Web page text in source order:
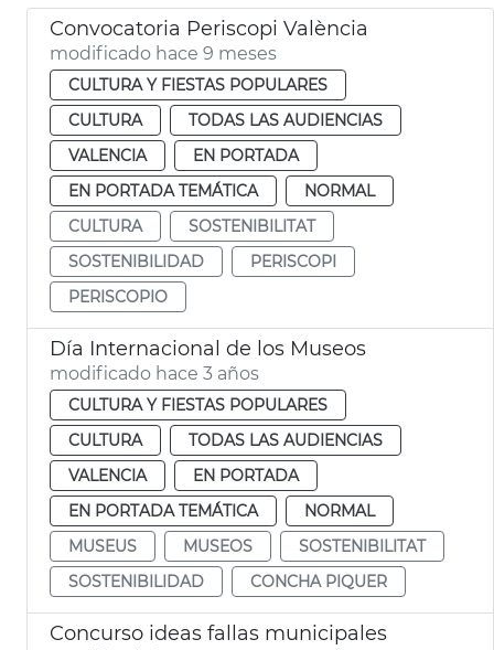
Convocatoria Periscopi València
modificado hace 9 meses
CULTURA Y FIESTAS POPULARES
CULTURA
TODAS LAS AUDIENCIAS
VALENCIA
EN PORTADA
EN PORTADA TEMÁTICA
NORMAL
CULTURA
SOSTENIBILITAT
SOSTENIBILIDAD
PERISCOPI
PERISCOPIO
Día Internacional de los Museos
modificado hace 3 años
CULTURA Y FIESTAS POPULARES
CULTURA
TODAS LAS AUDIENCIAS
VALENCIA
EN PORTADA
EN PORTADA TEMÁTICA
NORMAL
MUSEUS
MUSEOS
SOSTENIBILITAT
SOSTENIBILIDAD
CONCHA PIQUER
Concurso ideas fallas municipales